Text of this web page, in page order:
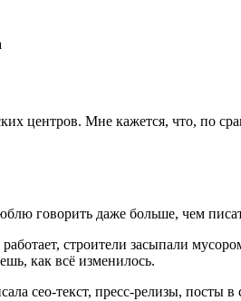
центров. Мне кажется, что, по
говорить даже больше, чем
строители засыпали
как всё изменилось.
сео-текст, пресс-релизы, посты